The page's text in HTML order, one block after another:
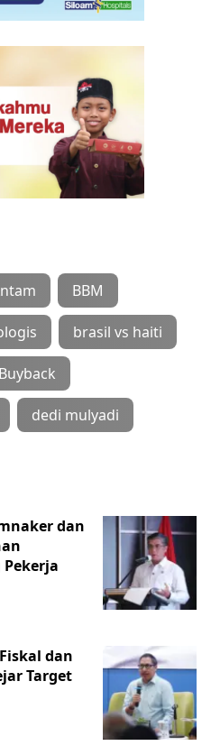
BBM
brasil vs haiti
Buyback
dedi mulyadi
dan
dan
Target